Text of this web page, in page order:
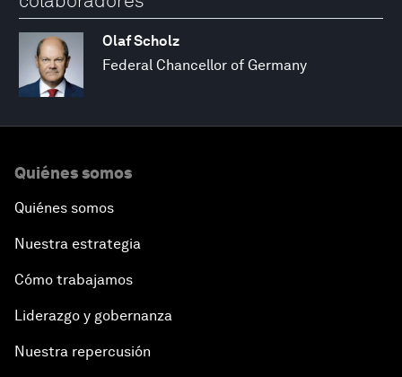
Olaf Scholz
Federal Chancellor of Germany
Quiénes somos
Quiénes somos
Nuestra estrategia
Cómo trabajamos
Liderazgo y gobernanza
Nuestra repercusión